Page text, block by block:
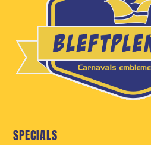
SPECIALS